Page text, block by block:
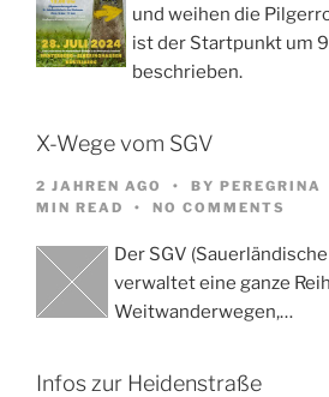
und weihen die
ist der Startpunkt um
beschrieben.
X-Wege vom SGV
2 JAHREN AGO BY PEREGRINA
MIN READ
NO COMMENTS
Der SGV
verwaltet eine ganze
Weitwanderwegen,…
Infos zur Heidenstraße